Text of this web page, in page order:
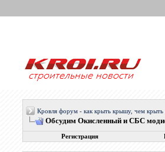
Кровля форум - как крыть крышу, чем
Обсудим Окисленный и СБС
Регистрация